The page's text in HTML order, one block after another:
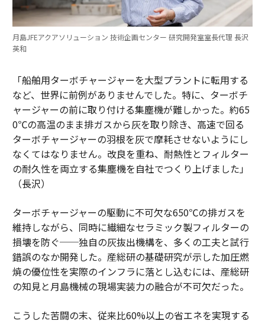
月島JFEアクアソリューション 技術企画センター 研究開発室室長代理 長沢
英和
「船舶用ターボチャージャーを大型プラントに転用する
など、世界に前例がありませんでした。特に、ターボチ
ャージャーの前に取り付ける集塵機が難しかった。約65
0℃の高温のまま排ガスから灰を取り除き、高速で回る
ターボチャージャーの羽根を灰で摩耗させないようにし
なくてはなりません。改良を重ね、耐熱性とフィルター
の耐久性を両立する集塵機を自社でつくり上げました」
（長沢）
ターボチャージャーの駆動に不可欠な650℃の排ガスを
維持しながら、同時に繊細なセラミック製フィルターの
損壊を防ぐ──独自の灰抜出機構を、多くの工夫と試行
錯誤のなか開発した。産総研の基礎研究が示した加圧燃
焼の優位性を実際のインフラに落とし込むには、産総研
の知見と月島機械の現場実装力の融合が不可欠だった。
こうした苦闘の末、従来比60%以上の省エネを実現する